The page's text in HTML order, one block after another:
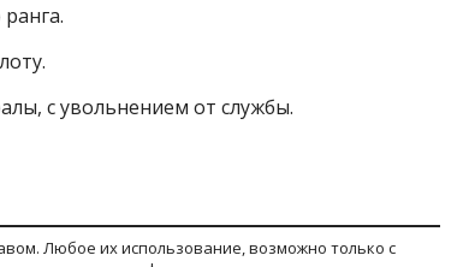
с увольнением от службы.
Любое их использование, возможно только с